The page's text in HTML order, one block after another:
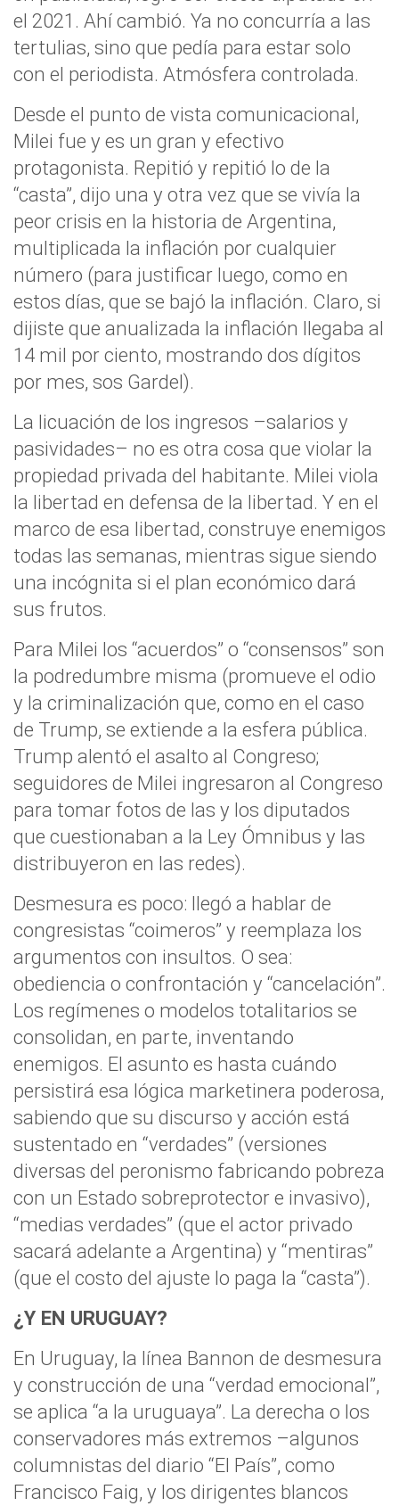
el 2021. Ahí cambió. Ya no concurría a las
tertulias, sino que pedía para estar solo
con el periodista. Atmósfera controlada.
Desde el punto de vista comunicacional,
Milei fue y es un gran y efectivo
protagonista. Repitió y repitió lo de la
“casta”, dijo una y otra vez que se vivía la
peor crisis en la historia de Argentina,
multiplicada la inflación por cualquier
número (para justificar luego, como en
estos días, que se bajó la inflación. Claro, si
dijiste que anualizada la inflación llegaba al
14 mil por ciento, mostrando dos dígitos
por mes, sos Gardel).
La licuación de los ingresos –salarios y
pasividades– no es otra cosa que violar la
propiedad privada del habitante. Milei viola
la libertad en defensa de la libertad. Y en el
marco de esa libertad, construye enemigos
todas las semanas, mientras sigue siendo
una incógnita si el plan económico dará
sus frutos.
Para Milei los “acuerdos” o “consensos” son
la podredumbre misma (promueve el odio
y la criminalización que, como en el caso
de Trump, se extiende a la esfera pública.
Trump alentó el asalto al Congreso;
seguidores de Milei ingresaron al Congreso
para tomar fotos de las y los diputados
que cuestionaban a la Ley Ómnibus y las
distribuyeron en las redes).
Desmesura es poco: llegó a hablar de
congresistas “coimeros” y reemplaza los
argumentos con insultos. O sea:
obediencia o confrontación y “cancelación”.
Los regímenes o modelos totalitarios se
consolidan, en parte, inventando
enemigos. El asunto es hasta cuándo
persistirá esa lógica marketinera poderosa,
sabiendo que su discurso y acción está
sustentado en “verdades” (versiones
diversas del peronismo fabricando pobreza
con un Estado sobreprotector e invasivo),
“medias verdades” (que el actor privado
sacará adelante a Argentina) y “mentiras”
(que el costo del ajuste lo paga la “casta”).
¿Y EN URUGUAY?
En Uruguay, la línea Bannon de desmesura
y construcción de una “verdad emocional”,
se aplica “a la uruguaya”. La derecha o los
conservadores más extremos –algunos
columnistas del diario “El País”, como
Francisco Faig, y los dirigentes blancos